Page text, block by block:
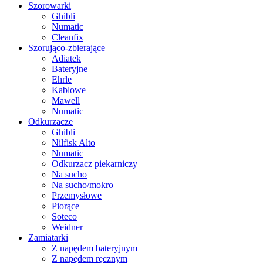
Szorowarki
Ghibli
Numatic
Cleanfix
Szorująco-zbierające
Adiatek
Bateryjne
Ehrle
Kablowe
Mawell
Numatic
Odkurzacze
Ghibli
Nilfisk Alto
Numatic
Odkurzacz piekarniczy
Na sucho
Na sucho/mokro
Przemysłowe
Piorące
Soteco
Weidner
Zamiatarki
Z napędem bateryjnym
Z napędem ręcznym